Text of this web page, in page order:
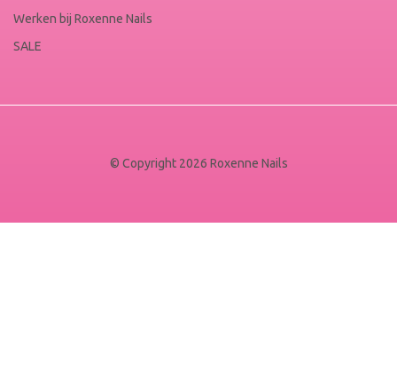
Werken bij Roxenne Nails
SALE
© Copyright 2026 Roxenne Nails